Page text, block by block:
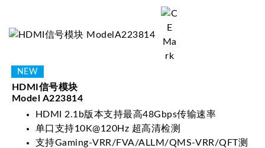
HDMI信号模块
Model A223814
HDMI 2.1b版本支持最高48Gbps传输速率
单口支持10K@120Hz 超高清检测
支持Gaming-VRR/FVA/ALLM/QMS-VRR/QFT测